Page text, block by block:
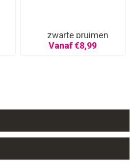
zwarte pruimen
Vanaf €8,99